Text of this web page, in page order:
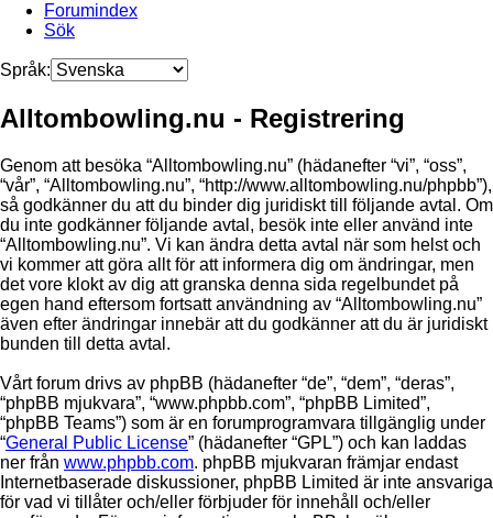
Forumindex
Sök
Språk:
Alltombowling.nu - Registrering
Genom att besöka “Alltombowling.nu” (hädanefter “vi”, “oss”,
“vår”, “Alltombowling.nu”, “http://www.alltombowling.nu/phpbb”),
så godkänner du att du binder dig juridiskt till följande avtal. Om
du inte godkänner följande avtal, besök inte eller använd inte
“Alltombowling.nu”. Vi kan ändra detta avtal när som helst och
vi kommer att göra allt för att informera dig om ändringar, men
det vore klokt av dig att granska denna sida regelbundet på
egen hand eftersom fortsatt användning av “Alltombowling.nu”
även efter ändringar innebär att du godkänner att du är juridiskt
bunden till detta avtal.
Vårt forum drivs av phpBB (hädanefter “de”, “dem”, “deras”,
“phpBB mjukvara”, “www.phpbb.com”, “phpBB Limited”,
“phpBB Teams”) som är en forumprogramvara tillgänglig under
“General Public License” (hädanefter “GPL”) och kan laddas
ner från www.phpbb.com. phpBB mjukvaran främjar endast
Internetbaserade diskussioner, phpBB Limited är inte ansvariga
för vad vi tillåter och/eller förbjuder för innehåll och/eller